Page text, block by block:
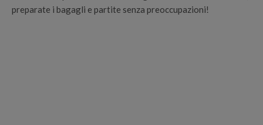
preparate i bagagli e partite senza preoccupazioni!